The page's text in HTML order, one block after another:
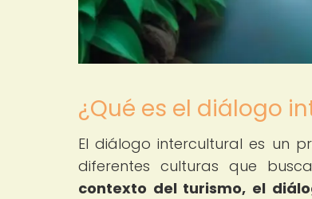
¿Qué es el diálogo
El diálogo intercultural es un
diferentes culturas que
contexto del turismo, el